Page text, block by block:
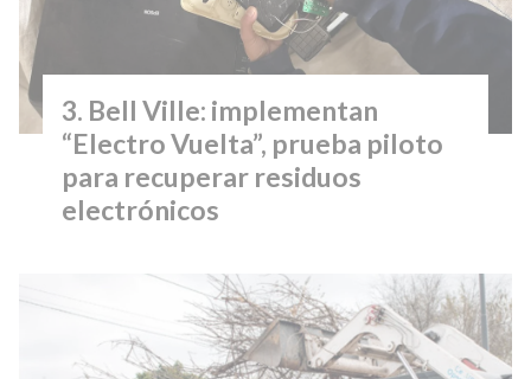
Bell Ville: implementan
“Electro Vuelta”, prueba piloto
para recuperar residuos
electrónicos